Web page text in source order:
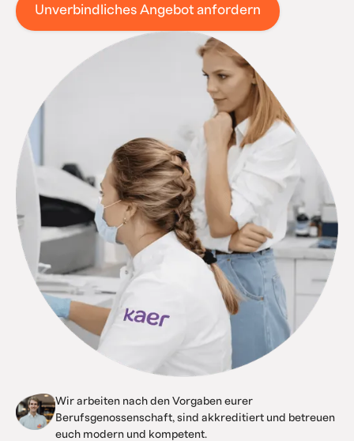
Unverbindliches Angebot anfordern
Wir arbeiten nach den Vorgaben eurer
Berufsgenossenschaft, sind akkreditiert und betreuen
euch modern und kompetent.